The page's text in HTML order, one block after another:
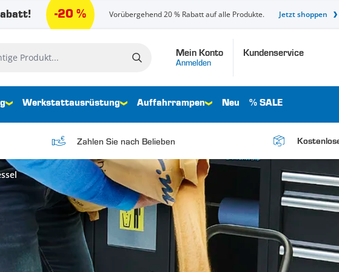
-20 % Vorübergehend 20 % Rabatt auf alle Produkte. Jetzt shoppen
Mein Konto
Anmelden
Kundenservice
Produkt...
Werkstattausrüstung Auffahrrampen Neu % SALE
Zahlen Sie nach Belieben